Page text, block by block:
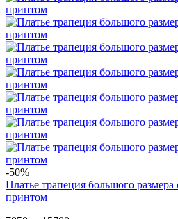
-50%
Платье трапеция большого
принтом